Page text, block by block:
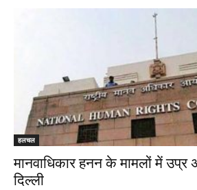
हलचल
मानवाधिकार हनन के मामलों में उप्र
दिल्ली